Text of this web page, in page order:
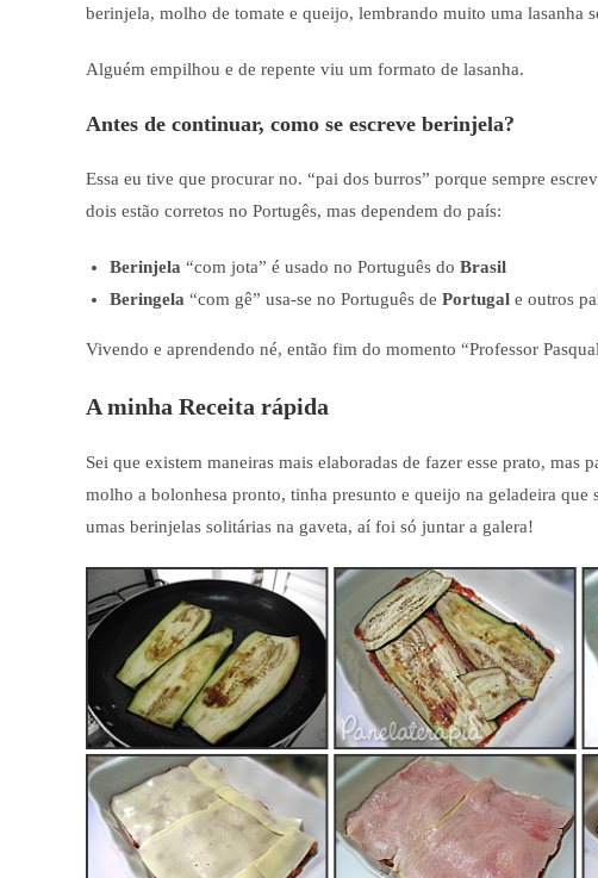
berinjela, molho de tomate e queijo, lembrando muito uma lasanha
Alguém empilhou e de repente viu um formato de lasanha.
Antes de continuar, como se escreve berinjela?
Essa eu tive que procurar no. “pai dos burros” porque sempre
dois estão corretos no Portugês, mas dependem do país:
Berinjela “com jota” é usado no Português do Brasil
Beringela “com gê” usa-se no Português de Portugal e outros
Vivendo e aprendendo né, então fim do momento “Professor
A minha Receita rápida
Sei que existem maneiras mais elaboradas de fazer esse prato, mas
molho a bolonhesa pronto, tinha presunto e queijo na geladeira
umas berinjelas solitárias na gaveta, aí foi só juntar a galera!